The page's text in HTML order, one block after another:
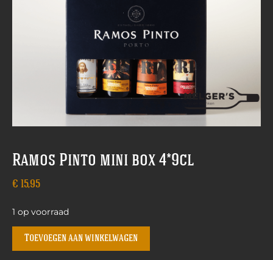
Ramos Pinto mini box 4*9cl
€ 15,95
1 op voorraad
Toevoegen aan winkelwagen